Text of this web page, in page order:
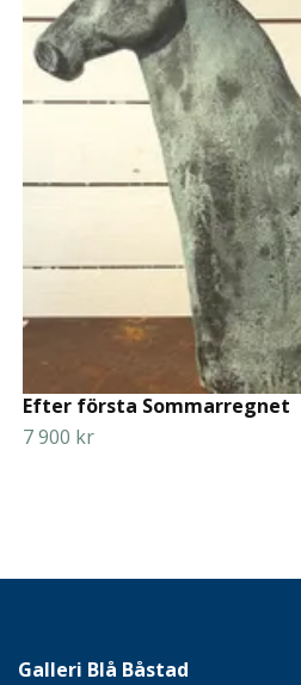
Efter första Sommarregnet
7 900 kr
Galleri Blå Båstad